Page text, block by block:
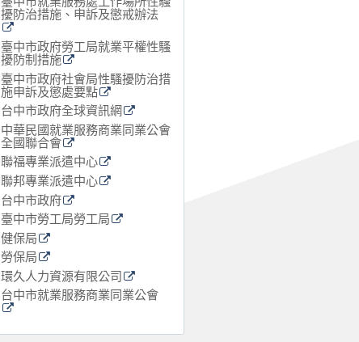
擾防治措施、申訴及懲戒辦法
臺中市政府勞工局就業平權性騷
擾防制措施
臺中市政府社會局性騷擾防治措
施申訴及懲處要點
台中市政府全球資訊網
中華民國就業服務商業同業公會
全國聯合會
聯福專業派遣中心
聯邦專業派遣中心
台中市政府
臺中市勞工局勞工局
健保局
勞保局
環久人力資源有限公司
台中市就業服務商業同業公會